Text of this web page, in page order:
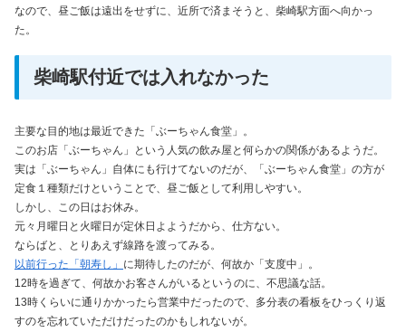
なので、昼ご飯は遠出をせずに、近所で済まそうと、柴崎駅方面へ向かっ
た。
柴崎駅付近では入れなかった
主要な目的地は最近できた「ぶーちゃん食堂」。
このお店「ぶーちゃん」という人気の飲み屋と何らかの関係があるようだ。
実は「ぶーちゃん」自体にも行けてないのだが、「ぶーちゃん食堂」の方が
定食１種類だけということで、昼ご飯として利用しやすい。
しかし、この日はお休み。
元々月曜日と火曜日が定休日よようだから、仕方ない。
ならばと、とりあえず線路を渡ってみる。
以前行った「朝寿し」 に期待したのだが、何故か「支度中」。
12時を過ぎて、何故かお客さんがいるというのに、不思議な話。
13時くらいに通りかかったら営業中だったので、多分表の看板をひっくり返
すのを忘れていただけだったのかもしれないが。